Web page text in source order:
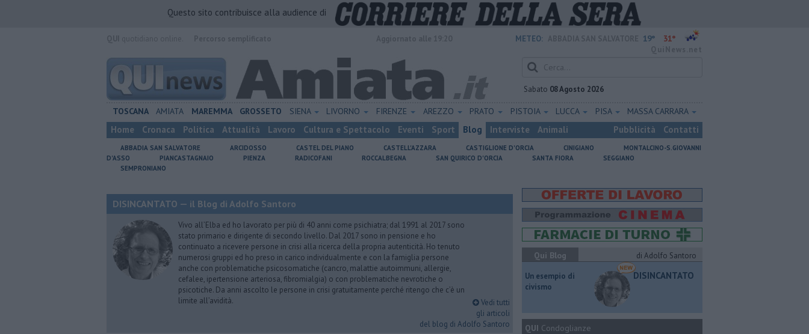
Questo sito contribuisce alla audience di
METEO: 19° 31°
Sabato 08 Agosto 2026
TOSCANA AMIATA MAREMMA GROSSETO SIENA LIVORNO FIRENZE AREZZO PRATO PISTOIA LUCCA PISA MASSA CARRARA
Home Cronaca Politica Attualità Lavoro Cultura e Spettacolo Eventi Sport Blog Interviste Animali Pubblicità Contatti
ABBADIA SAN SALVATORE ARCIDOSSO CASTEL DEL PIANO CASTELL'AZZARA CASTIGLIONE D'ORCIA CINIGIANO
MONTALCINO-S.GIOVANNI
D'ASSO
PIANCASTAGNAIO PIENZA RADICOFANI ROCCALBEGNA SAN QUIRICO D'ORCIA SANTA FIORA
SEGGIANO
SEMPRONIANO
DISINCANTATO — il Blog di Adolfo Santoro
Vivo all’Elba ed ho lavorato per più di 40 anni come psichiatra; dal 1991 al 2017 sono
stato primario e dirigente di secondo livello. Dal 2017 sono in pensione e ho
continuato a ricevere persone in crisi alla ricerca della propria autenticità. Ho tenuto
numerosi gruppi ed ho preso in carico individualmente e con la famiglia persone
anche con problematiche psicosomatiche (cancro, malattie autoimmuni, allergie,
cefalee, ipertensione arteriosa, fibromialgia) o con problematiche nevrotiche o
psicotiche. Da anni ascolto le persone in crisi gratuitamente perché ritengo che c’è un
limite all’avidità.
Vedi tutti
gli articoli
del blog di Adolfo Santoro
Qui Blog
di Adolfo Santoro
​Un esempio di
civismo
DISINCANTATO
QUI Condoglianze